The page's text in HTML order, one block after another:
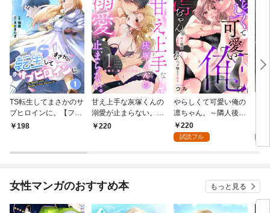
TS転生してまさかのサ
ブヒロインに。【フル
カラー】(1)
198
甘え上手な灰塚くんの
溺愛が止まらない。純
情で、健気で…絶倫！
220
やらしくて可愛い俺の
凛ちゃん。～隣人後輩
くんのイキすぎた執着
にハメ堕とされる～(1)
220
試読フル
ま
～
女性マンガのおすすめ本 もっと見る